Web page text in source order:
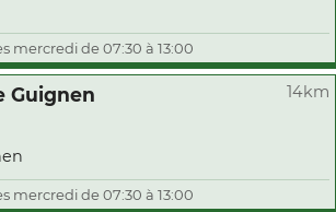
mercredi de 07:30 à 13:00
Guignen 14km
mercredi de 07:30 à 13:00